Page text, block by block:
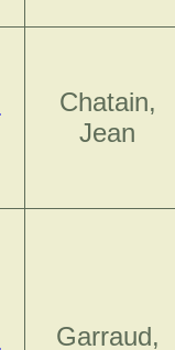
Chatain,
Jean
Garraud,